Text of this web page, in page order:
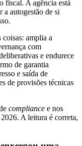
fiscal. A agência está
a autogestão de si
amplia a
com
e endurece
de garantia
e saída de
de provisões técnicas
compliance e nos
A leitura é correta,